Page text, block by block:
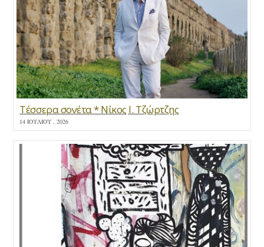
Τέσσερα σονέτα * Νίκος Ι. Τζώρτζης
14 ΙΟΥΛΊΟΥ , 2026